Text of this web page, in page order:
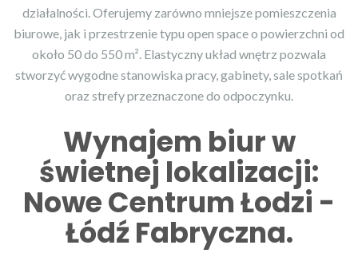
działalności. Oferujemy zarówno mniejsze pomieszczenia
biurowe, jak i przestrzenie typu open space o powierzchni od
około 50 do 550 m². Elastyczny układ wnętrz pozwala
stworzyć wygodne stanowiska pracy, gabinety, sale spotkań
oraz strefy przeznaczone do odpoczynku.
Wynajem biur w
świetnej lokalizacji:
Nowe Centrum Łodzi -
Łódź Fabryczna.